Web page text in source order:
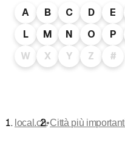
A B C D E
L
M N O P
W
X Y Z #
local.ch•Città più